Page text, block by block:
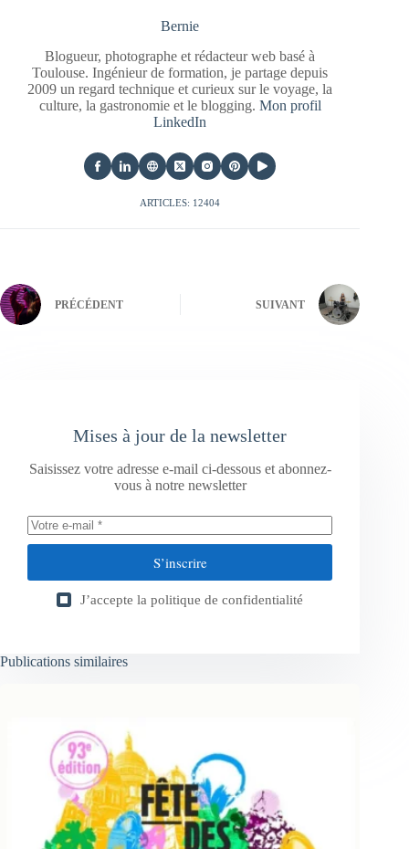
Bernie
Blogueur, photographe et rédacteur web basé à
Toulouse. Ingénieur de formation, je partage depuis
2009 un regard technique et curieux sur le voyage, la
culture, la gastronomie et le blogging. Mon profil
LinkedIn
ARTICLES: 12404
PRÉCÉDENT SUIVANT
Mises à jour de la newsletter
Saisissez votre adresse e-mail ci-dessous et abonnez-
vous à notre newsletter
S’inscrire
J’accepte la politique de confidentialité
Publications similaires